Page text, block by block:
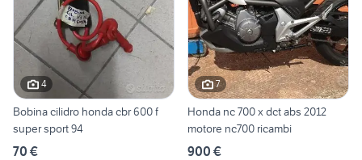
4
Bobina cilidro honda cbr 600 f
super sport 94
70 €
7
Honda nc 700 x dct abs 2012
motore nc700 ricambi
900 €